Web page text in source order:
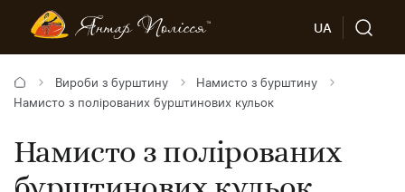
UA
Вироби з бурштину
Намисто з бурштину
Намисто з полірованих бурштинових кульок
Намисто з полірованих